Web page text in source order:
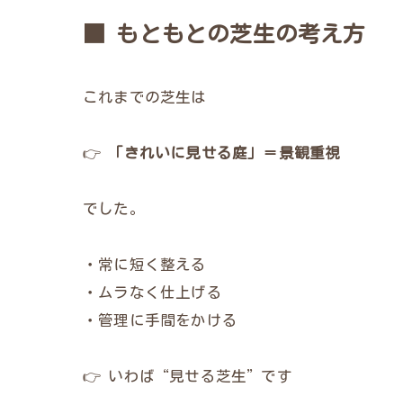
■ もともとの芝生の考え方
これまでの芝生は
👉 「きれいに見せる庭」＝景観重視
でした。
・常に短く整える
・ムラなく仕上げる
・管理に手間をかける
👉 いわば“見せる芝生”です